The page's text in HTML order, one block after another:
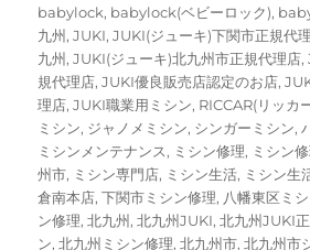
ー
babylock, babylock(ベビーロック),
九州,JUKI,JUKI(ジューキ)下関市正規代
九州,JUKI(ジューキ)北九州市正規代理店,
規代理店,JUKI優良販売店認定のお店,
理店,JUKI職業用ミシン, RICCAR(リッカ
ミシン, ジャノメミシン, シンガーミシン,
ミシンメンテナンス, ミシン修理, ミシン
州市, ミシン専門店, ミシン生活, ミシン生
倉南本店,下関市ミシン修理, 八幡東区ミ
ン修理,北九州,北九州JUKI,北九州JUKI
ン,北九州ミシン修理,北九州市,北九州市